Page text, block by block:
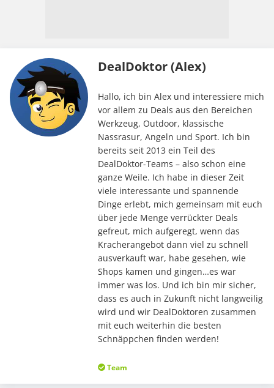
DealDoktor (Alex)
Hallo, ich bin Alex und interessiere mich
vor allem zu Deals aus den Bereichen
Werkzeug, Outdoor, klassische
Nassrasur, Angeln und Sport. Ich bin
bereits seit 2013 ein Teil des
DealDoktor-Teams – also schon eine
ganze Weile. Ich habe in dieser Zeit
viele interessante und spannende
Dinge erlebt, mich gemeinsam mit euch
über jede Menge verrückter Deals
gefreut, mich aufgeregt, wenn das
Kracherangebot dann viel zu schnell
ausverkauft war, habe gesehen, wie
Shops kamen und gingen…es war
immer was los. Und ich bin mir sicher,
dass es auch in Zukunft nicht langweilig
wird und wir DealDoktoren zusammen
mit euch weiterhin die besten
Schnäppchen finden werden!
Team